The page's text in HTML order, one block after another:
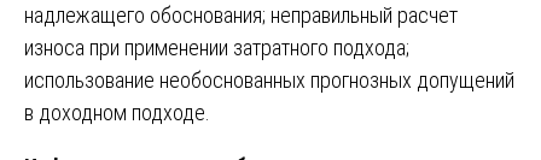
надлежащего обоснования; неправильный расчет
износа при применении затратного подхода;
использование необоснованных прогнозных допущений
в доходном подходе.